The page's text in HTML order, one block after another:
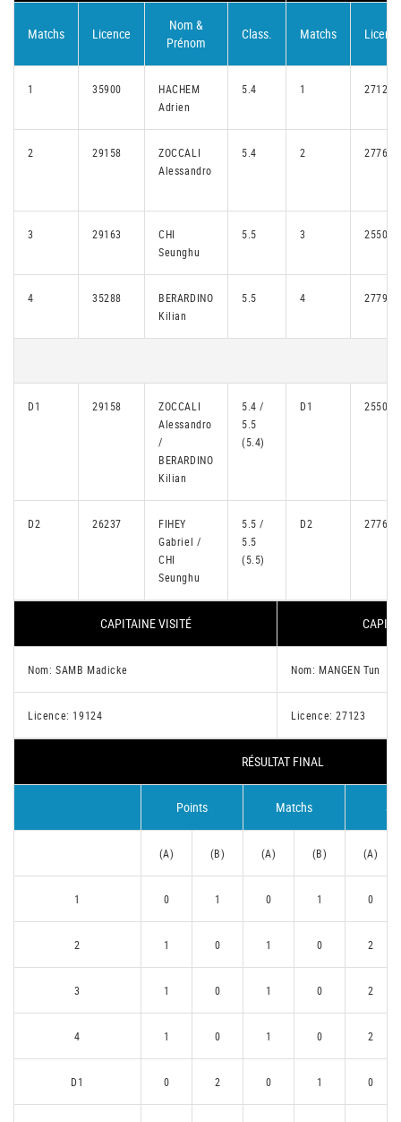
Matchs Licence
Nom &
Prénom
Class. Matchs
1 35900
HACHEM
Adrien
5.4 1 27123
2 29158
ZOCCALI
Alessandro
5.4 2 27762
3 29163
CHI
Seunghu
5.5 3 25502
4 35288
BERARDINO
Kilian
5.5 4 27794
D1 29158
ZOCCALI
Alessandro
/
BERARDINO
Kilian
5.4 /
5.5
(5.4)
D1 25502
D2 26237
FIHEY
Gabriel /
CHI
Seunghu
5.5 /
5.5
(5.5)
D2 27762
CAPITAINE VISITÉ
Nom: SAMB Madicke Nom: MANGEN Tun
Licence: 19124 Licence: 27123
RÉSULTAT FINAL
Points Matchs
(A) (B) (A) (B) (A)
1 0 1 0 1 0
2 1 0 1 0 2
3 1 0 1 0 2
4 1 0 1 0 2
D1 0 2 0 1 0